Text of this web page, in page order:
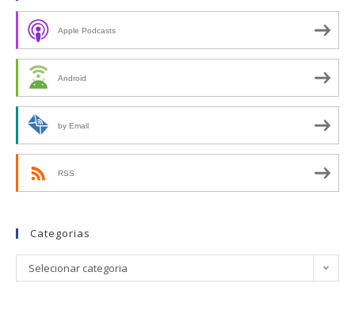
Apple Podcasts
Android
by Email
RSS
Categorias
Selecionar categoria